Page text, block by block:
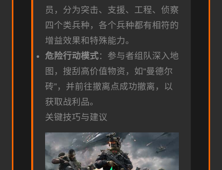
员，分为突击、支援、工程、侦察
四个类兵种，各个兵种都有相符的
增益效果和特殊能力。
危险行动模式：参与者组队深入地
图，搜刮高价值物资，如“曼德尔
砖”，并前往撤离点成功撤离，以
获取战利品。
关键技巧与建议